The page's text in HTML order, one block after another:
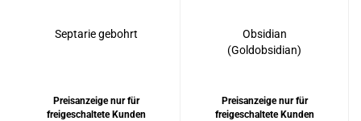
Septarie gebohrt
Preisanzeige nur für
freigeschaltete Kunden
Obsidian
(Goldobsidian)
Preisanzeige nur für
freigeschaltete Kunden